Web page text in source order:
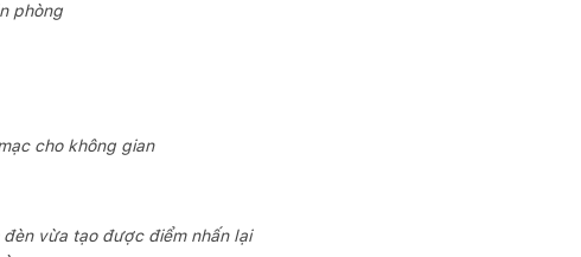
phòng
cho không gian
vừa tạo được điểm nhấn lại